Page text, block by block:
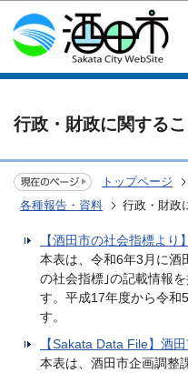
このペー
行政・財政に関するこ
トップページ
各種報告・資料
行政・財政
【酒田市の社会指標よ
本表は、令和6年3月に酒
の社会指標｣の記載情報
す。平成17年度から令和
す。
【Sakata Data File】酒
本表は、酒田市企画調整